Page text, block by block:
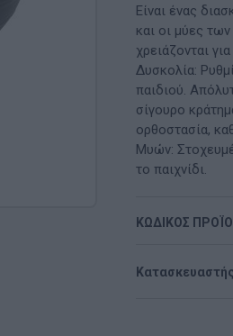
ΤΈΧΝΕΣ
ΠΑΙΧΝΊΔΙΑ ΕΞΩΤΕΡΙΚΟΎ ΧΏΡΟΥ
Είναι ένας
και οι μύες
χρειάζονται
Δυσκολία:
παιδιού.
σίγουρο
ορθοστασία,
Μυών:
το παιχνίδι.
ΚΩΔΙΚΟΣ